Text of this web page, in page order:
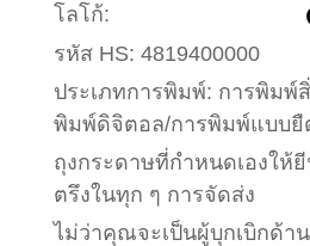
โลโก้:
รหัส HS: 4819400000
ประเภทการพิมพ์: การพิมพ์
พิมพ์ดิจิตอล/การพิมพ์แบบ
ถุงกระดาษที่กำหนดเองให้
ตรึงในทุก ๆ การจัดส่ง
ไม่ว่าคุณจะเป็นผู้บุกเบิกด้า